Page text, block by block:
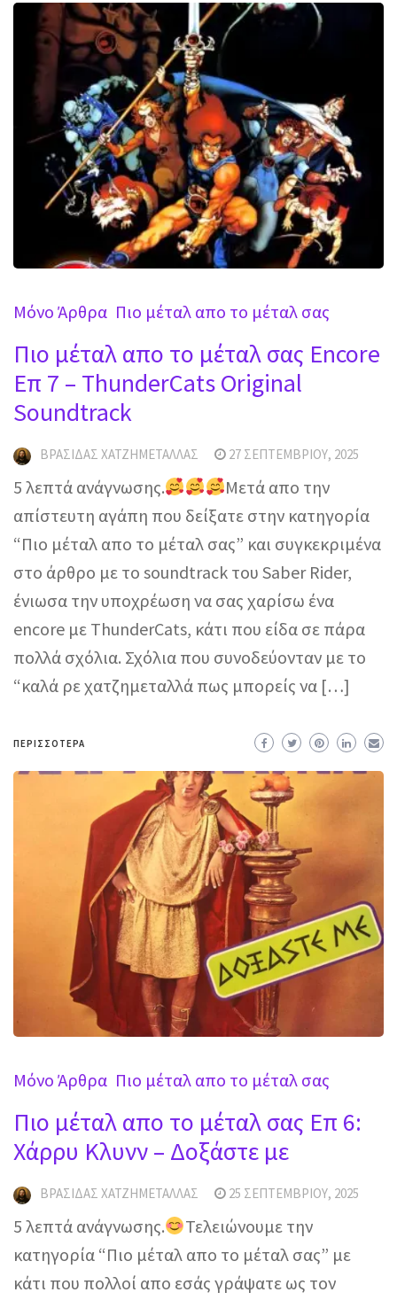
Mόνο Άρθρα Πιο μέταλ απο το μέταλ σας
Πιο μέταλ απο το μέταλ σας Encore
Επ 7 – ThunderCats Original
Soundtrack
ΒΡΑΣΊΔΑΣ ΧΑΤΖΗΜΕΤΑΛΛΆΣ 27 ΣΕΠΤΕΜΒΡΊΟΥ, 2025
5 λεπτά ανάγνωσης.
Μετά απο την
απίστευτη αγάπη που δείξατε στην κατηγορία
“Πιο μέταλ απο το μέταλ σας” και συγκεκριμένα
στο άρθρο με το soundtrack του Saber Rider,
ένιωσα την υποχρέωση να σας χαρίσω ένα
encore με ThunderCats, κάτι που είδα σε πάρα
πολλά σχόλια. Σχόλια που συνοδεύονταν με το
“καλά ρε χατζημεταλλά πως μπορείς να […]
ΠΕΡΙΣΣΌΤΕΡΑ
Mόνο Άρθρα Πιο μέταλ απο το μέταλ σας
Πιο μέταλ απο το μέταλ σας Επ 6:
Χάρρυ Κλυνν – Δοξάστε με
ΒΡΑΣΊΔΑΣ ΧΑΤΖΗΜΕΤΑΛΛΆΣ 25 ΣΕΠΤΕΜΒΡΊΟΥ, 2025
5 λεπτά ανάγνωσης.
Τελειώνουμε την
κατηγορία “Πιο μέταλ απο το μέταλ σας” με
κάτι που πολλοί απο εσάς γράψατε ως τον